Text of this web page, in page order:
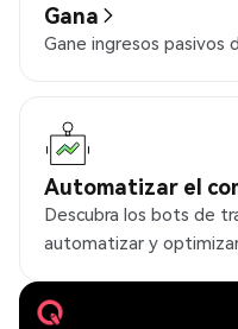
Gana
Gane ingresos pasivos
Automatizar el
Descubra los bots de
automatizar y